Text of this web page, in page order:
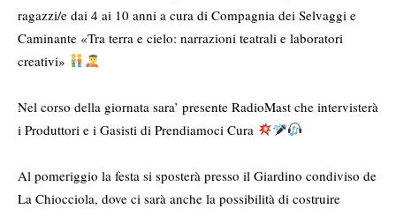
ragazzi/e dai 4 ai 10 anni a cura di Compagnia dei Selvaggi e
Caminante «Tra terra e cielo: narrazioni teatrali e laboratori
creativi»
Nel corso della giornata sara’ presente RadioMast che intervisterà
i Produttori e i Gasisti di Prendiamoci Cura
Al pomeriggio la festa si sposterà presso il Giardino condiviso de
La Chiocciola, dove ci sarà anche la possibilità di costruire